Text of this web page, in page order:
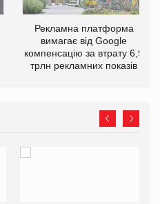
Рекламна платформа
вимагає від Google
компенсацію за втрату 6,9
трлн рекламних показів